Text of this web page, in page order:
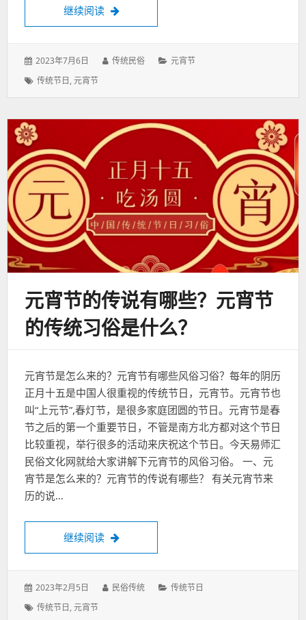
继续阅读 描写元宵节相关的古诗大全20首
发
于：
2023年7月6日
作
传统民俗
分
元宵节
标
传统节日,元宵节
元宵节的传说有哪些？元宵节
的传统习俗是什么？
元宵节是怎么来的？元宵节有哪些风俗习俗？每年的阴历
正月十五是中国人很重视的传统节日，元宵节。元宵节也
叫“上元节”,春灯节，是很多家庭团圆的节日。元宵节是春
节之后的第一个重要节日，不管是南方北方都对这个节日
比较重视，举行很多的活动来庆祝这个节日。今天易师汇
民俗文化网就给大家讲解下元宵节的风俗习俗。 一、元
宵节是怎么来的？元宵节的传说有哪些？ 有关元宵节来
历的说…
继续阅读 元宵节的传说有哪些？元宵节的传统习俗是
发
于：
2023年2月5日
作
民俗传统
分
传统节日
标
传统节日,元宵节